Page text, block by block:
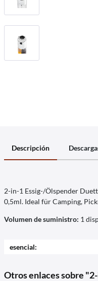
Descripción
2-in-1 Essig-/Ölspender
0,5ml. Ideal für Camping,
Volumen de suministro: 1
esencial:
Otros enlaces sobre